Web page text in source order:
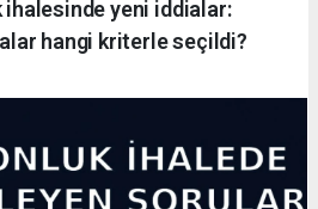
ihalesinde yeni iddialar:
hangi kriterle seçildi?